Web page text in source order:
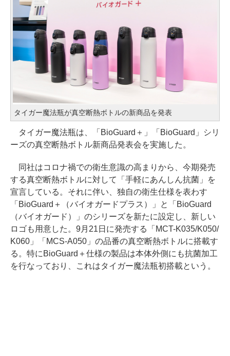
タイガー魔法瓶が真空断熱ボトルの新商品を発表
タイガー魔法瓶は、「BioGuard＋」「BioGuard」シリ
ーズの真空断熱ボトル新商品発表会を実施した。
同社はコロナ禍での衛生意識の高まりから、今期発売
する真空断熱ボトルに対して「手軽にあんしん抗菌」を
宣言している。それに伴い、独自の衛生仕様を表わす
「BioGuard＋（バイオガードプラス）」と「BioGuard
（バイオガード）」のシリーズを新たに設定し、新しい
ロゴも用意した。9月21日に発売する「MCT-K035/K050/
K060」「MCS-A050」の品番の真空断熱ボトルに搭載す
る。特にBioGuard＋仕様の製品は本体外側にも抗菌加工
を行なっており、これはタイガー魔法瓶初搭載という。